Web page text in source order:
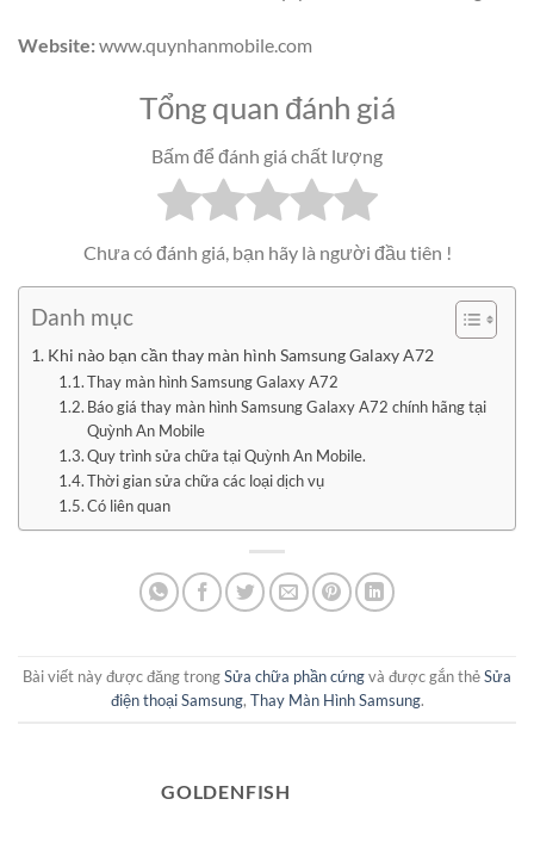
Website:www.quynhanmobile.com
Tổng quan đánh giá
Bấm để đánh giá chất lượng
Chưa có đánh giá, bạn hãy là người đầu tiên !
Danh mục
Khi nào bạn cần thay màn hình Samsung Galaxy A72
Thay màn hình Samsung Galaxy A72
Báo giá thay màn hình Samsung Galaxy A72 chính hãng tại
Quỳnh An Mobile
Quy trình sửa chữa tại Quỳnh An Mobile.
Thời gian sửa chữa các loại dịch vụ
Có liên quan
Bài viết này được đăng trongSửa chữa phần cứngvà được gắn thẻSửa
điện thoại Samsung, Thay Màn Hình Samsung.
GOLDENFISH